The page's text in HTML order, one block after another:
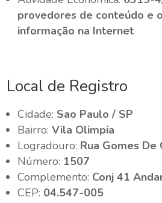
provedores de conteúdo e
informação na Internet
Local de Registro
Cidade: Sao Paulo / SP
Bairro:Vila Olimpia
Logradouro: Rua Gomes De
Número: 1507
Complemento: Conj 41
CEP: 04.547-005